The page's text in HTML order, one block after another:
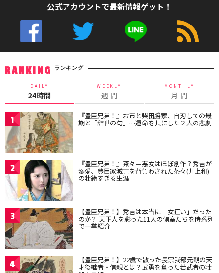
公式アカウントで最新情報ゲット！
RANKING ランキング
DAILY
24時間
WEEKLY
週 間
MONTHLY
月 間
1 『豊臣兄弟！』お市と柴田勝家、自刃しての最
期と「辞世の句」…運命を共にした２人の悲劇
2 『豊臣兄弟！』茶々＝悪女はほぼ創作？秀吉が
溺愛、豊臣家滅亡を背負わされた茶々(井上和)
の壮絶すぎる生涯
3 【豊臣兄弟！】秀吉は本当に「女狂い」だった
のか？ 天下人を彩った11人の側室たちを時系列
で一挙紹介
4 【豊臣兄弟！】22歳で散った長宗我部元親の天
才後継者・信親とは？武勇を奮った若武者の壮